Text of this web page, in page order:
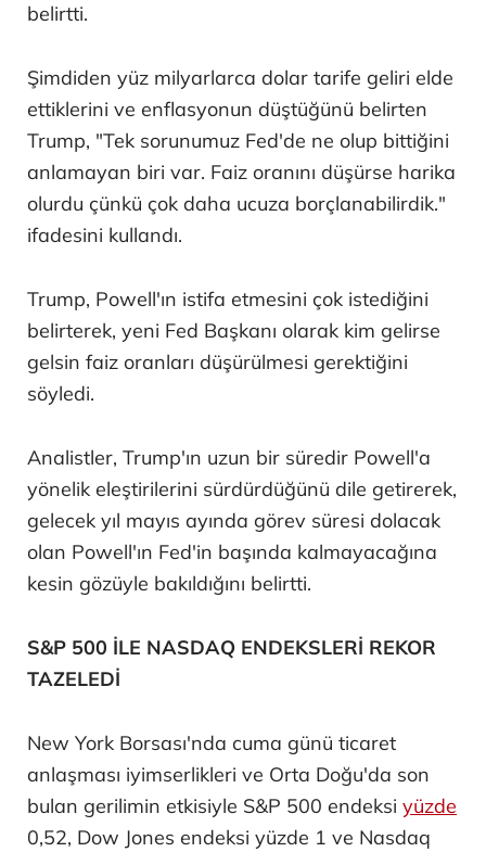
belirtti.
Şimdiden yüz milyarlarca dolar tarife geliri elde
ettiklerini ve enflasyonun düştüğünü belirten
Trump, "Tek sorunumuz Fed'de ne olup bittiğini
anlamayan biri var. Faiz oranını düşürse harika
olurdu çünkü çok daha ucuza borçlanabilirdik."
ifadesini kullandı.
Trump, Powell'ın istifa etmesini çok istediğini
belirterek, yeni Fed Başkanı olarak kim gelirse
gelsin faiz oranları düşürülmesi gerektiğini
söyledi.
Analistler, Trump'ın uzun bir süredir Powell'a
yönelik eleştirilerini sürdürdüğünü dile getirerek,
gelecek yıl mayıs ayında görev süresi dolacak
olan Powell'ın Fed'in başında kalmayacağına
kesin gözüyle bakıldığını belirtti.
S&P 500 İLE NASDAQ ENDEKSLERİ REKOR
TAZELEDİ
New York Borsası'nda cuma günü ticaret
anlaşması iyimserlikleri ve Orta Doğu'da son
bulan gerilimin etkisiyle S&P 500 endeksi yüzde
0,52, Dow Jones endeksi yüzde 1 ve Nasdaq